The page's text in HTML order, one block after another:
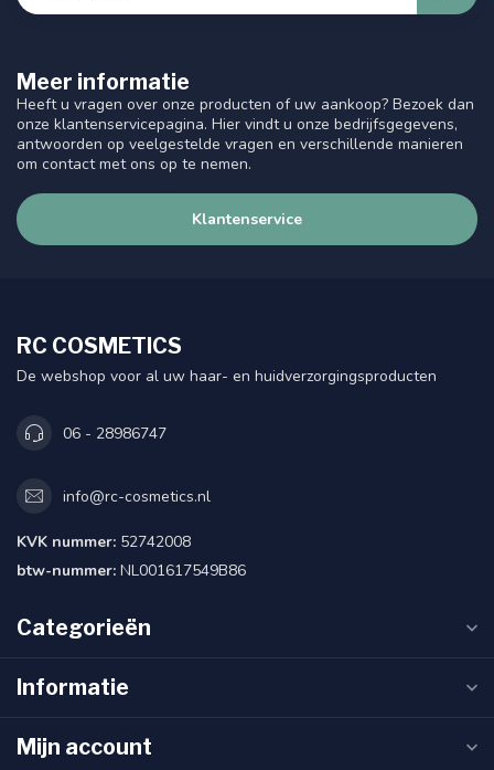
Meer informatie
Heeft u vragen over onze producten of uw aankoop? Bezoek dan
onze klantenservicepagina. Hier vindt u onze bedrijfsgegevens,
antwoorden op veelgestelde vragen en verschillende manieren
om contact met ons op te nemen.
Klantenservice
RC COSMETICS
De webshop voor al uw haar- en huidverzorgingsproducten
06 - 28986747
info@rc-cosmetics.nl
KVK nummer: 52742008
btw-nummer: NL001617549B86
Categorieën
Informatie
Mijn account